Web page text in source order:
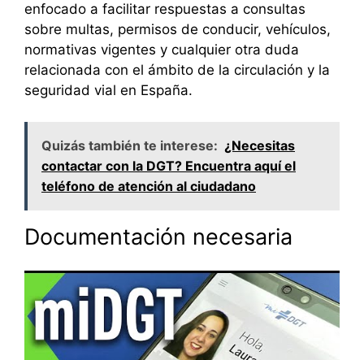
enfocado a facilitar respuestas a consultas
sobre multas, permisos de conducir, vehículos,
normativas vigentes y cualquier otra duda
relacionada con el ámbito de la circulación y la
seguridad vial en España.
Quizás también te interese: ¿Necesitas
contactar con la DGT? Encuentra aquí el
teléfono de atención al ciudadano
Documentación necesaria